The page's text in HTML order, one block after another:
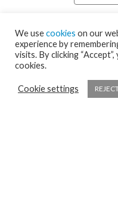
We usecookies on our
experience by
visits. By clicking
cookies.
Cookie settings